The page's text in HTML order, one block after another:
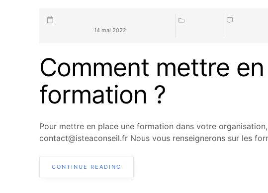
14 mai 2022
Comment mettre
formation ?
Pour mettre en place une formation dans votre
contact@isteaconseil.fr Nous vous renseignerons sur les
CONTINUE READING